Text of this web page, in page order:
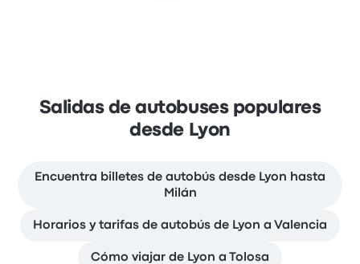
Salidas de autobuses populares
desde Lyon
Encuentra billetes de autobús desde Lyon hasta
Milán
Horarios y tarifas de autobús de Lyon a Valencia
Cómo viajar de Lyon a Tolosa